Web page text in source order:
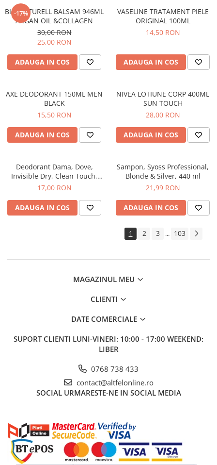
-17%
BIO NATURELL BALSAM 946ML
ARGAN OIL &COLLAGEN
30,00 RON
25,00 RON
ADAUGA IN COS
VASELINE TRATAMENT PIELE
ORIGINAL 100ML
14,50 RON
ADAUGA IN COS
AXE DEODORANT 150ML MEN
BLACK
15,50 RON
ADAUGA IN COS
NIVEA LOTIUNE CORP 400ML
SUN TOUCH
28,00 RON
ADAUGA IN COS
Deodorant Dama, Dove,
Invisible Dry, Clean Touch,
Spray, 150 ml
17,00 RON
ADAUGA IN COS
Sampon, Syoss Professional,
Blonde & Silver, 440 ml
21,99 RON
ADAUGA IN COS
1 2 3 ... 103
MAGAZINUL MEU
CLIENTI
DATE COMERCIALE
SUPORT CLIENTI LUNI-VINERI: 10:00 - 17:00 WEEKEND:
LIBER
0768 738 433
contact@altfelonline.ro
SOCIAL URMARESTE-NE IN SOCIAL MEDIA